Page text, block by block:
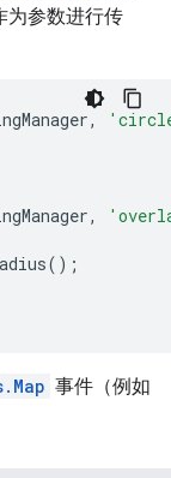
为参数进行传
,
,
();
事件（例如